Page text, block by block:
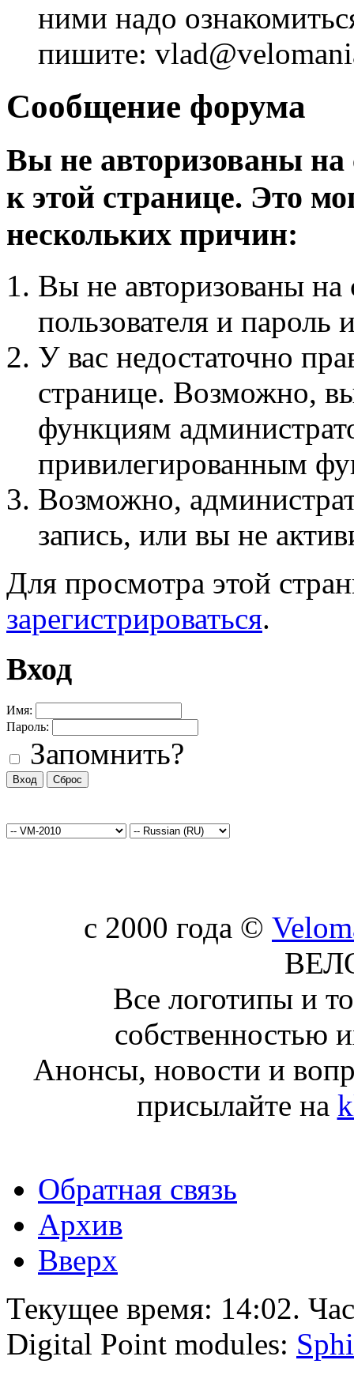
ними надо
пишите:
Сообщение форума
Вы не авторизованы на
к этой странице. Это
нескольких причин:
Вы не авторизованы на
пользователя и пароль
У вас недостаточно
странице. Возможно,
функциям
привилегированным
Возможно,
запись, или вы не
Для просмотра этой
зарегистрироваться.
Вход
Имя:
Пароль:
Запомнить?
c 2000 года ©
Все логотипы и
собственностью
Анонсы, новости и
присылайте на
Обратная связь
Архив
Вверх
Текущее время: 14:02.
Digital Point modules: